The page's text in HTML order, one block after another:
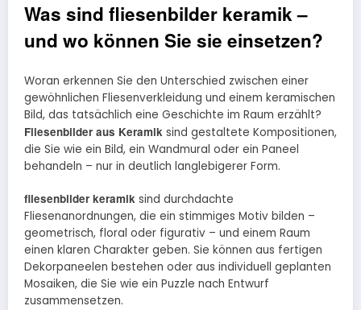
Was sind fliesenbilder keramik –
und wo können Sie sie einsetzen?
Woran erkennen Sie den Unterschied zwischen einer
gewöhnlichen Fliesenverkleidung und einem keramischen
Bild, das tatsächlich eine Geschichte im Raum erzählt?
Fliesenbilder aus Keramik sind gestaltete Kompositionen,
die Sie wie ein Bild, ein Wandmural oder ein Paneel
behandeln – nur in deutlich langlebigerer Form.
fliesenbilder keramik sind durchdachte
Fliesenanordnungen, die ein stimmiges Motiv bilden –
geometrisch, floral oder figurativ – und einem Raum
einen klaren Charakter geben. Sie können aus fertigen
Dekorpaneelen bestehen oder aus individuell geplanten
Mosaiken, die Sie wie ein Puzzle nach Entwurf
zusammensetzen.